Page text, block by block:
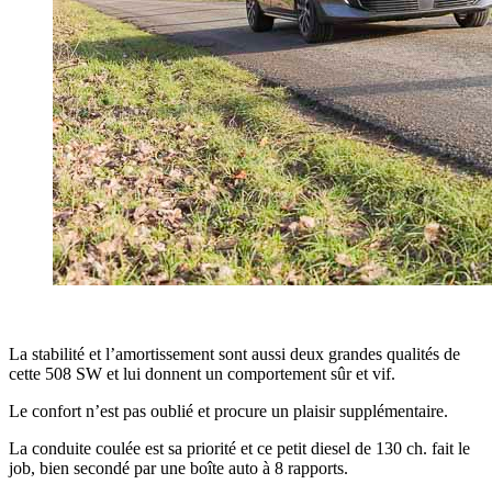
La stabilité et l’amortissement sont aussi deux grandes qualités de
cette 508 SW et lui donnent un comportement sûr et vif.
Le confort n’est pas oublié et procure un plaisir supplémentaire.
La conduite coulée est sa priorité et ce petit diesel de 130 ch. fait le
job, bien secondé par une boîte auto à 8 rapports.